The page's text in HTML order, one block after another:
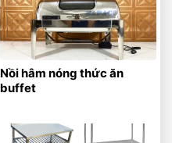
Nồi hâm nóng thức ăn
buffet